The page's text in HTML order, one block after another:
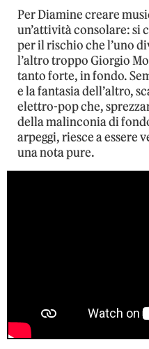
Per Diamine creare
un’attività consolare: si
per il rischio che l’uno
l’altro troppo Giorgio
tanto forte, in fondo.
e la fantasia dell’altro,
elettro-pop che,
della malinconia di
arpeggi, riesce a essere
una nota pure.